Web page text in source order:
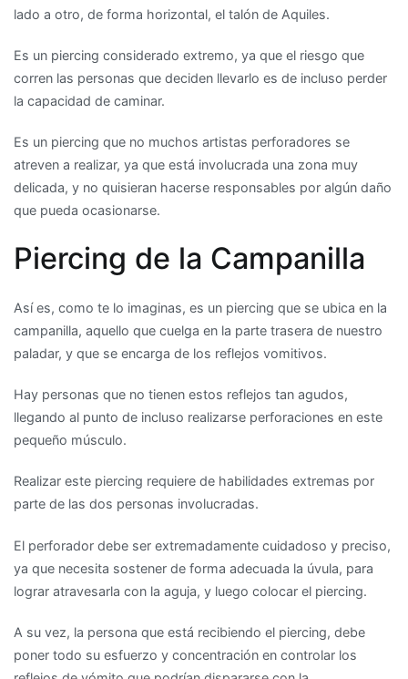
lado a otro, de forma horizontal, el talón de Aquiles.
Es un piercing considerado extremo, ya que el riesgo que
corren las personas que deciden llevarlo es de incluso perder
la capacidad de caminar.
Es un piercing que no muchos artistas perforadores se
atreven a realizar, ya que está involucrada una zona muy
delicada, y no quisieran hacerse responsables por algún daño
que pueda ocasionarse.
Piercing de la Campanilla
Así es, como te lo imaginas, es un piercing que se ubica en la
campanilla, aquello que cuelga en la parte trasera de nuestro
paladar, y que se encarga de los reflejos vomitivos.
Hay personas que no tienen estos reflejos tan agudos,
llegando al punto de incluso realizarse perforaciones en este
pequeño músculo.
Realizar este piercing requiere de habilidades extremas por
parte de las dos personas involucradas.
El perforador debe ser extremadamente cuidadoso y preciso,
ya que necesita sostener de forma adecuada la úvula, para
lograr atravesarla con la aguja, y luego colocar el piercing.
A su vez, la persona que está recibiendo el piercing, debe
poner todo su esfuerzo y concentración en controlar los